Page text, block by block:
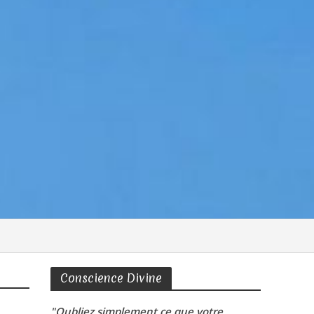
Conscience Divine
"Oubliez simplement ce que votre